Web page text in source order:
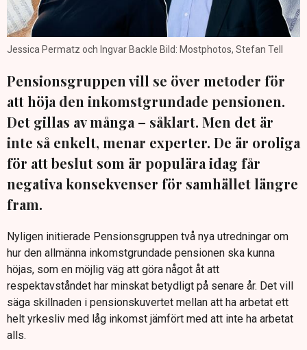
Jessica Permatz och Ingvar Backle Bild: Mostphotos, Stefan Tell
Pensionsgruppen vill se över metoder för
att höja den inkomstgrundade pensionen.
Det gillas av många – såklart. Men det är
inte så enkelt, menar experter. De är oroliga
för att beslut som är populära idag får
negativa konsekvenser för samhället längre
fram.
Nyligen initierade Pensionsgruppen två nya utredningar om
hur den allmänna inkomstgrundade pensionen ska kunna
höjas, som en möjlig väg att göra något åt att
respektavståndet har minskat betydligt på senare år. Det vill
säga skillnaden i pensionskuvertet mellan att ha arbetat ett
helt yrkesliv med låg inkomst jämfört med att inte ha arbetat
alls.